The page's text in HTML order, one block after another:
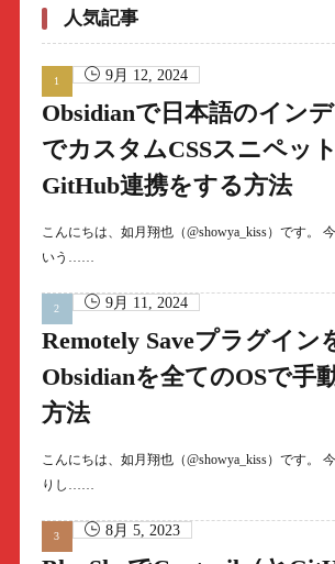
人気記事
9月 12, 2024
Obsidianで日本語のイン
でカスタムCSSスニペッ
GitHub連携をする方法
こんにちは、如月翔也（@showya_kiss）です。
いう……
9月 11, 2024
Remotely Saveプラグイン
Obsidianを全てのOSで手
方法
こんにちは、如月翔也（@showya_kiss）です。
りし……
8月 5, 2023